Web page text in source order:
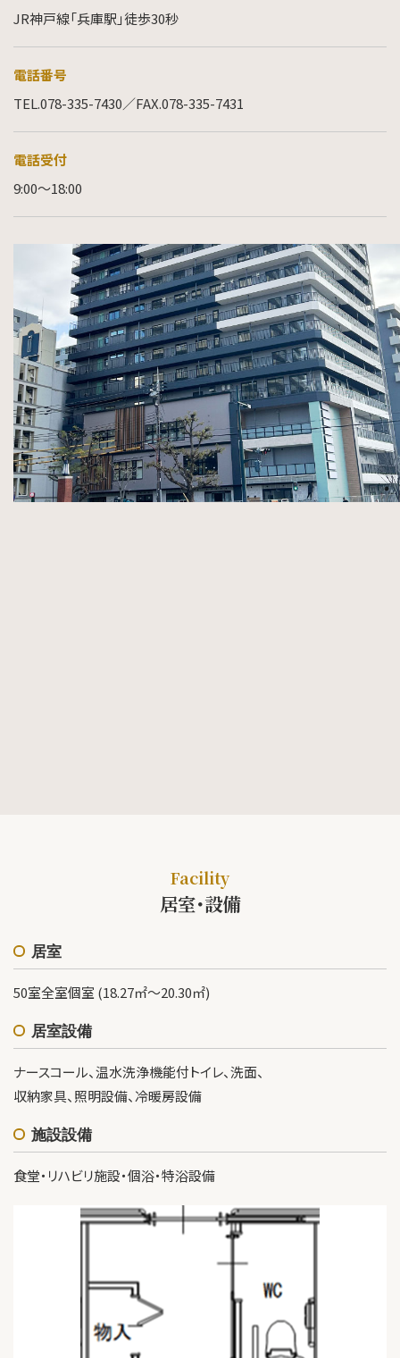
JR神戸線「兵庫駅」徒歩30秒
電話番号
TEL.078-335-7430／FAX.078-335-7431
電話受付
9:00～18:00
Facility
居室･設備
居室
50室全室個室 (18.27㎡～20.30㎡)
居室設備
ナースコール、温水洗浄機能付トイレ、洗面、
収納家具、照明設備、冷暖房設備
施設設備
食堂・リハビリ施設・個浴・特浴設備